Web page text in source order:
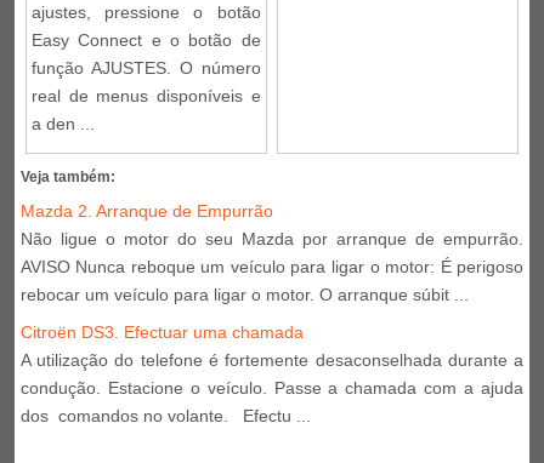
ajustes, pressione o botão
Easy Connect e o botão de
função AJUSTES. O número
real de menus disponíveis e
a den ...
Veja também:
Mazda 2. Arranque de Empurrão
Não ligue o motor do seu Mazda por arranque de empurrão.
AVISO Nunca reboque um veículo para ligar o motor: É perigoso
rebocar um veículo para ligar o motor. O arranque súbit ...
Citroën DS3. Efectuar uma chamada
A utilização do telefone é fortemente desaconselhada durante a
condução. Estacione o veículo. Passe a chamada com a ajuda
dos comandos no volante. Efectu ...